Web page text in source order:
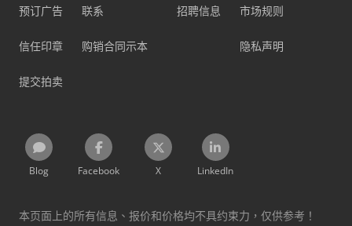
预订广告
信任印章
提交拍卖
联系
购销合同示本
招聘信息 市场规则
隐私声明
Blog Facebook X LinkedIn
本页面上的所有信息、报价和价格均不具约束力，仅供参考！